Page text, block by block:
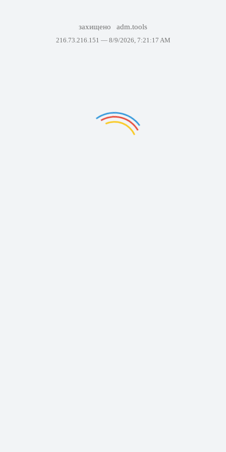
захищено adm.tools
216.73.216.151 — 8/9/2026, 7:21:17 AM